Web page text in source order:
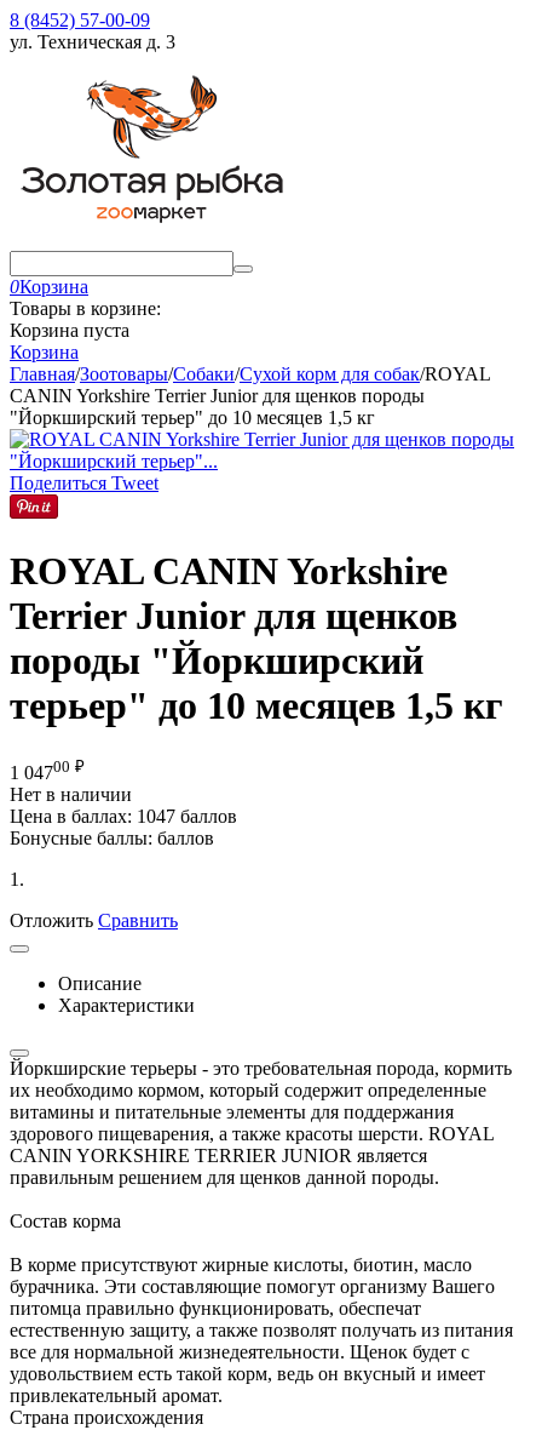
8 (8452) 57-00-09
ул. Техническая д. 3
0Корзина
Товары в корзине:
Корзина пуста
Корзина
Главная/Зоотовары/Собаки/Сухой корм для собак/ROYAL
CANIN Yorkshire Terrier Junior для щенков породы
"Йоркширский терьер" до 10 месяцев 1,5 кг
Поделиться Tweet
ROYAL CANIN Yorkshire
Terrier Junior для щенков
породы "Йоркширский
терьер" до 10 месяцев 1,5 кг
1 04700 ₽
Нет в наличии
Цена в баллах: 1047 баллов
Бонусные баллы: баллов
1.
Отложить Сравнить
Описание
Характеристики
Йоркширские терьеры - это требовательная порода, кормить
их необходимо кормом, который содержит определенные
витамины и питательные элементы для поддержания
здорового пищеварения, а также красоты шерсти. ROYAL
CANIN YORKSHIRE TERRIER JUNIOR является
правильным решением для щенков данной породы.
Состав корма
В корме присутствуют жирные кислоты, биотин, масло
бурачника. Эти составляющие помогут организму Вашего
питомца правильно функционировать, обеспечат
естественную защиту, а также позволят получать из питания
все для нормальной жизнедеятельности. Щенок будет с
удовольствием есть такой корм, ведь он вкусный и имеет
привлекательный аромат.
Страна происхождения